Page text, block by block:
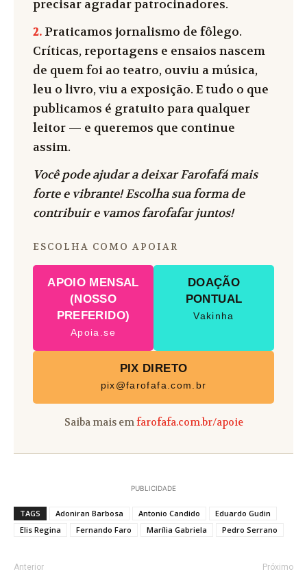
precisar agradar patrocinadores.
2. Praticamos jornalismo de fôlego.
Críticas, reportagens e ensaios nascem
de quem foi ao teatro, ouviu a música,
leu o livro, viu a exposição. E tudo o que
publicamos é gratuito para qualquer
leitor — e queremos que continue
assim.
Você pode ajudar a deixar Farofafá mais
forte e vibrante! Escolha sua forma de
contribuir e vamos farofafar juntos!
ESCOLHA COMO APOIAR
APOIO MENSAL
(NOSSO
PREFERIDO)
Apoia.se
DOAÇÃO
PONTUAL
Vakinha
PIX DIRETO
pix@farofafa.com.br
Saiba mais emfarofafa.com.br/apoie
PUBLICIDADE
TAGS Adoniran Barbosa Antonio Candido
Eduardo Gudin
Elis Regina
Fernando Faro Marília Gabriela Pedro Serrano
Anterior Próximo